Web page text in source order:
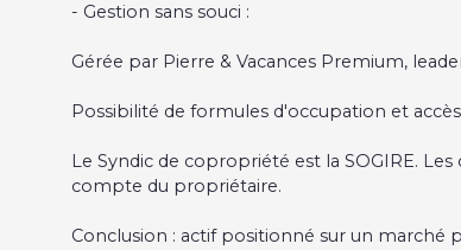
- Gestion sans souci :
Gérée par Pierre & Vacances Premium,
Possibilité de formules d'occupation et
Le Syndic de copropriété est la SOGIRE.
compte du propriétaire.
Conclusion : actif positionné sur un